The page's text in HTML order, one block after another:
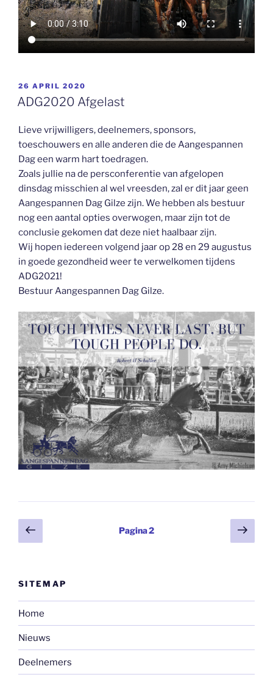
GEPLAATST
OP
26 APRIL 2020
ADG2020 Afgelast
Lieve vrijwilligers, deelnemers, sponsors,
toeschouwers en alle anderen die de Aangespannen
Dag een warm hart toedragen.
Zoals jullie na de persconferentie van afgelopen
dinsdag misschien al wel vreesden, zal er dit jaar geen
Aangespannen Dag Gilze zijn. We hebben als bestuur
nog een aantal opties overwogen, maar zijn tot de
conclusie gekomen dat deze niet haalbaar zijn.
Wij hopen iedereen volgend jaar op 28 en 29 augustus
in goede gezondheid weer te verwelkomen tijdens
ADG2021!
Bestuur Aangespannen Dag Gilze.
Berichten
paginering
Vorige
pagina
Pagina2
SITEMAP
Home
Nieuws
Deelnemers